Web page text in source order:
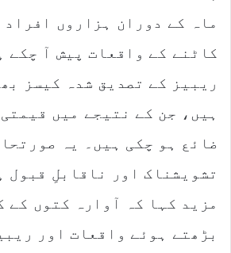
ماہ کے دوران ہزاروں
کاٹنے کے واقعات پیش آ چکے
ریبیز کے تصدیق شدہ کیسز
ہیں، جن کے نتیجے میں
ضائع ہو چکی ہیں۔ یہ
تشویشناک اور ناقابلِ قبول
مزید کہا کہ آوارہ کتوں کے
بڑھتے ہوئے واقعات اور